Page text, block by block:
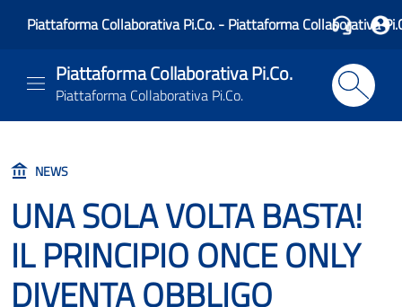
Piattaforma Collaborativa Pi.Co. - Piattaforma Collaborativa
Piattaforma Collaborativa Pi.Co.
Piattaforma Collaborativa Pi.Co.
NEWS
UNA SOLA VOLTA BASTA!
IL PRINCIPIO ONCE ONLY
DIVENTA OBBLIGO